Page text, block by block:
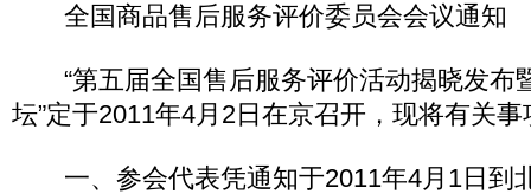
全国商品售后服务评价委员会会议通知
“第五届全国售后服务评价活动揭晓发布
坛”定于2011年4月2日在京召开，现将有关
一、参会代表凭通知于2011年4月1日到